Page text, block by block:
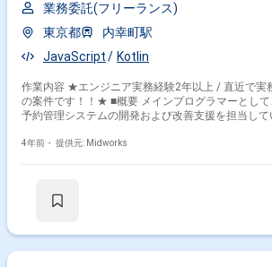
業務委託(フリーランス)
東京都
内幸町駅
JavaScript
Kotlin
作業内容 ★エンジニア実務経験2年以上 / 直近で実
の案件です！！★ ■概要 メインプログラマーとし
予約管理システムの開発および改善支援を担当して
内容 ・Webアプリケーションの設計、開発、テスト
4年前・ 提供元: Midworks